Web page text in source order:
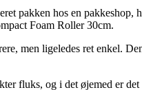
pakken hos en pakkeshop,
Foam Roller 30cm.
men ligeledes ret enkel.
fluks, og i det øjemed er